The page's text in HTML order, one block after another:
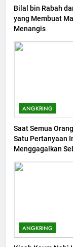
Bilal bin Rabah
yang Membuat
Menangis
ANGKRING
Saat Semua
Satu Pertanyaan
Menggagalkan
ANGKRING
201
203